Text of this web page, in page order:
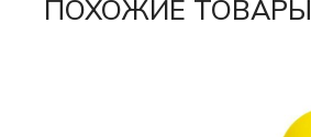
ПОХОЖИЕ ТОВАРЫ